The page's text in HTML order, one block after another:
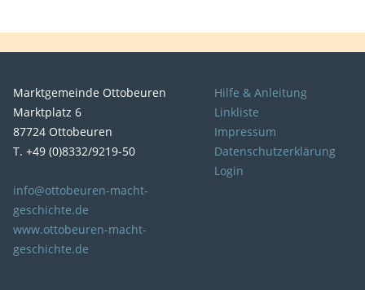
Marktgemeinde Ottobeuren
Marktplatz 6
87724 Ottobeuren
T. +49 (0)8332/9219-50
info@ottobeuren-macht-
geschichte.de
www.ottobeuren-macht-
geschichte.de
Hilfe & Anleitung
Linkliste
Impressum
Datenschutzerklärung
Login